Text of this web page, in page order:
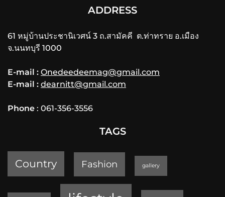
ADDRESS
61 หมู่บ้านประชานิเวศน์ 3 ถ.สามัคคี ต.ท่าทราย อ.เมือง
จ.นนทบุรี 1000
E-mail : Onedeedeemag@gmail.com
E-mail : dearnitt@gmail.com
Phone : 061-356-3556
TAGS
Country Fashion gallery